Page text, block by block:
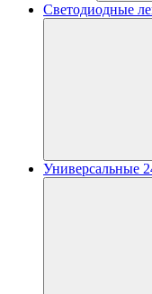
Светодиодные
Универсальные